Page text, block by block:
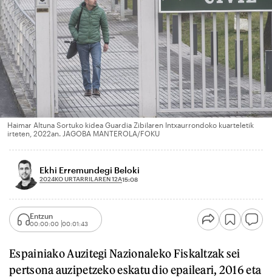
Haimar Altuna Sortuko kidea Guardia Zibilaren Intxaurrondoko kuarteletik
irteten, 2022an. JAGOBA MANTEROLA/FOKU
Ekhi Erremundegi Beloki
2024KO URTARRILAREN 12A15:08
Entzun
00:00:00 00:01:43
Espainiako Auzitegi Nazionaleko Fiskaltzak sei
pertsona auzipetzeko eskatu dio epaileari, 2016 eta